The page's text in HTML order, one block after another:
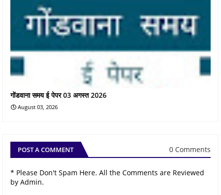
गोंडवाना समय ई पेपर 03 अगस्त 2026
August 03, 2026
POST A COMMENT 0 Comments
* Please Don't Spam Here. All the Comments are Reviewed
by Admin.